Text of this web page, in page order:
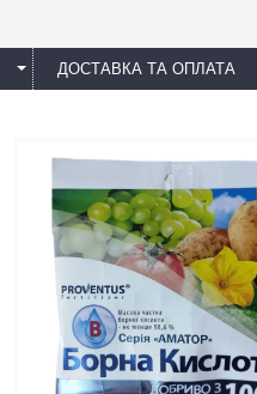
ДОСТАВКА ТА ОПЛАТА